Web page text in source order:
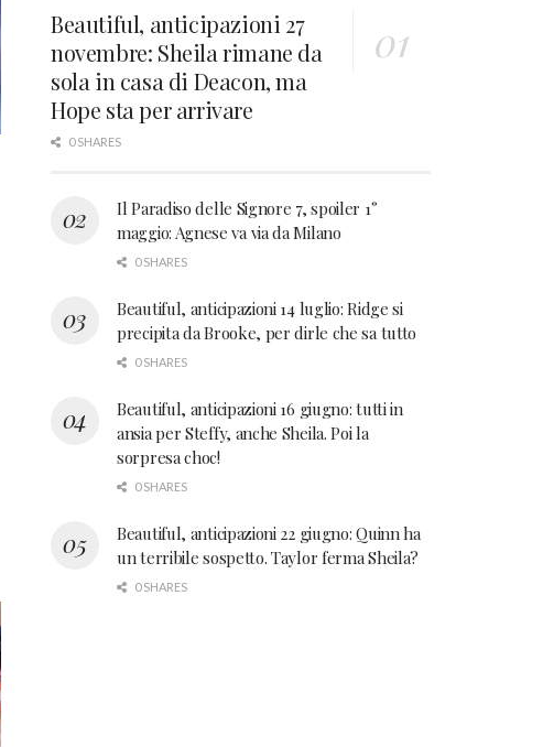
Beautiful, anticipazioni 27
novembre: Sheila rimane da
sola in casa di Deacon, ma
Hope sta per arrivare
0 SHARES
Il Paradiso delle Signore 7, spoiler 1°
maggio: Agnese va via da Milano
0 SHARES
Beautiful, anticipazioni 14 luglio: Ridge si
precipita da Brooke, per dirle che sa tutto
0 SHARES
Beautiful, anticipazioni 16 giugno: tutti in
ansia per Steffy, anche Sheila. Poi la
sorpresa choc!
0 SHARES
Beautiful, anticipazioni 22 giugno: Quinn ha
un terribile sospetto. Taylor ferma Sheila?
0 SHARES